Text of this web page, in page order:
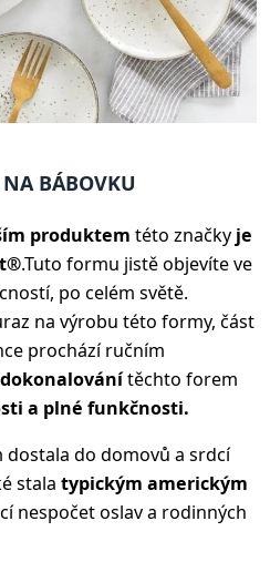
BÁBOVKU
produktem této značky je
.Tuto formu jistě objevíte ve
po celém světě.
na výrobu této formy, část
prochází ručním
těchto forem
a plné funkčnosti.
do domovů a srdcí
stala typickým americkým
nespočet oslav a rodinných